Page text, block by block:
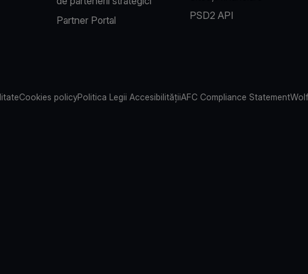
Partner Portal
PSD2 API
Cookies policyPolitica Legii AccesibilitățiiAFC Compliance Statement